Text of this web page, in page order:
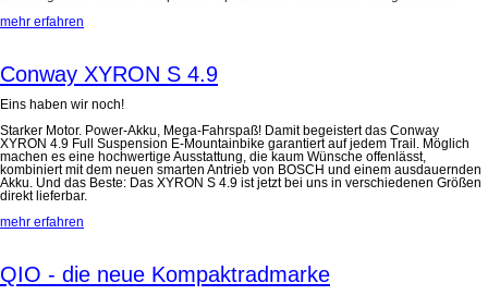
mehr erfahren
Conway XYRON S 4.9
Eins haben wir noch!
Starker Motor. Power-Akku, Mega-Fahrspaß! Damit begeistert das Conway
XYRON 4.9 Full Suspension E-Mountainbike garantiert auf jedem Trail. Möglich
machen es eine hochwertige Ausstattung, die kaum Wünsche offenlässt,
kombiniert mit dem neuen smarten Antrieb von BOSCH und einem ausdauernden
Akku. Und das Beste: Das XYRON S 4.9 ist jetzt bei uns in verschiedenen Größen
direkt lieferbar.
mehr erfahren
QIO - die neue Kompaktradmarke